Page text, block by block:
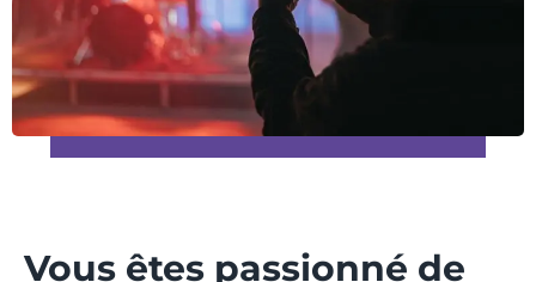
Vous êtes passionné de